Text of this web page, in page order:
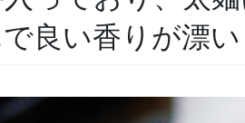
良い香りが漂